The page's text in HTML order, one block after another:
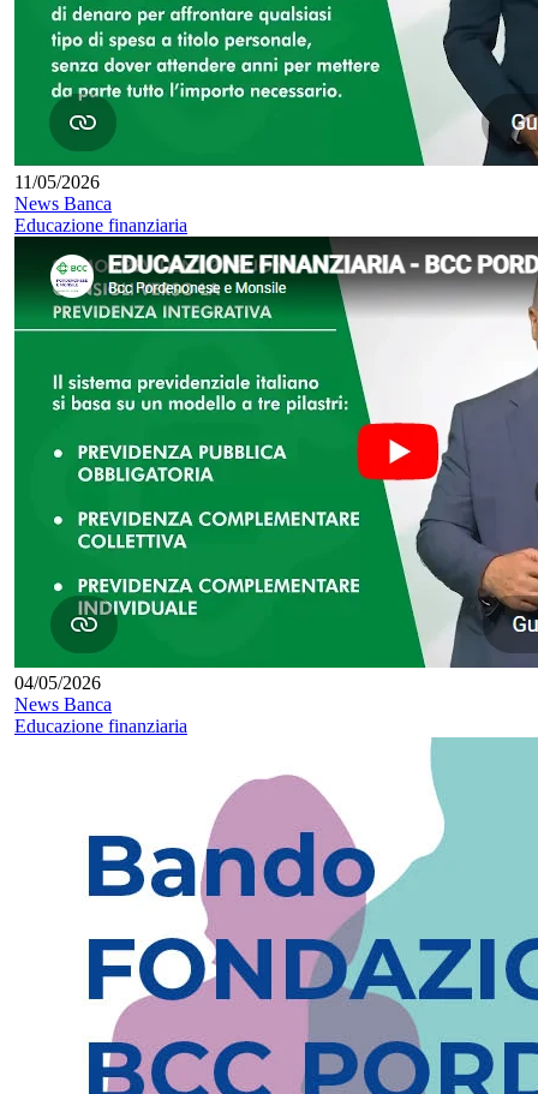
11/05/2026
News Banca
Educazione finanziaria
04/05/2026
News Banca
Educazione finanziaria